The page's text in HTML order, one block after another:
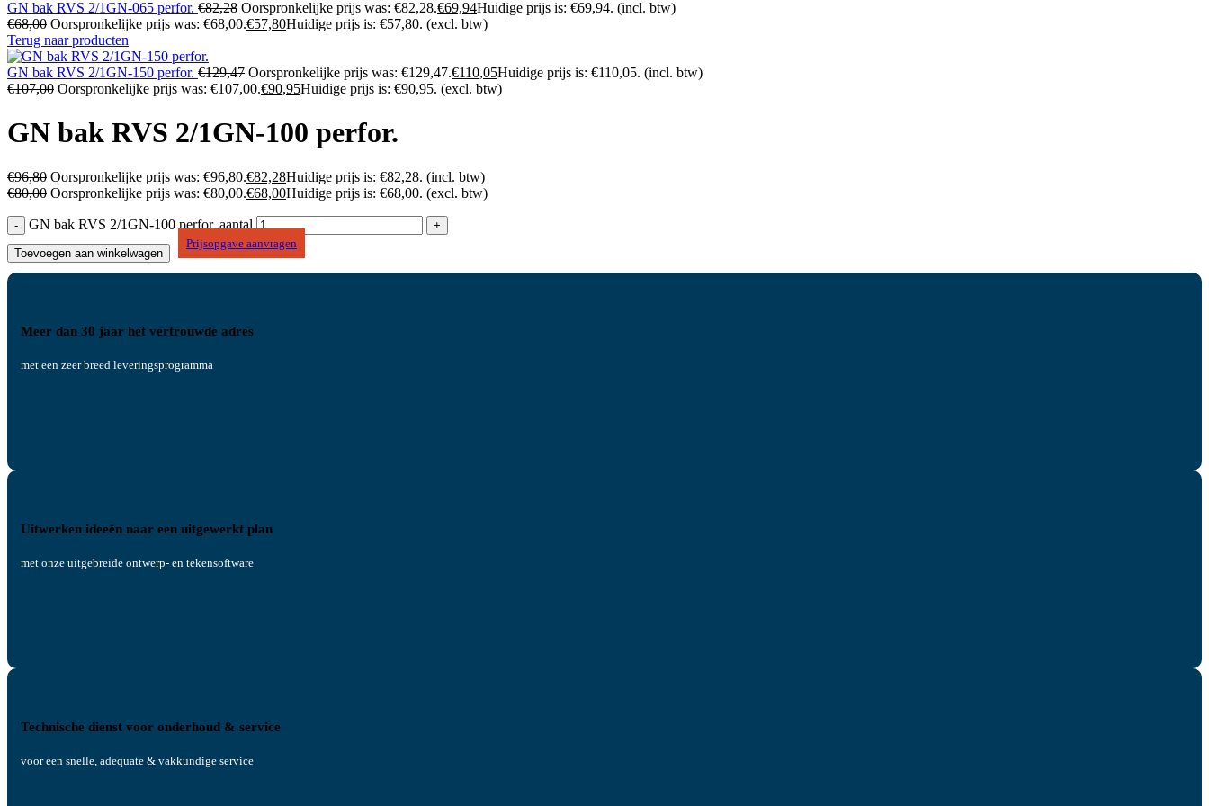
GN bak RVS 2/1GN-065 perfor. €82,28 Oorspronkelijke prijs was: €82,28.€69,94Huidige prijs is: €69,94. (incl. btw)
€68,00 Oorspronkelijke prijs was: €68,00.€57,80Huidige prijs is: €57,80. (excl. btw)
Terug naar producten
GN bak RVS 2/1GN-150 perfor. €129,47 Oorspronkelijke prijs was: €129,47.€110,05Huidige prijs is: €110,05. (incl. btw)
€107,00 Oorspronkelijke prijs was: €107,00.€90,95Huidige prijs is: €90,95. (excl. btw)
GN bak RVS 2/1GN-100 perfor.
€96,80 Oorspronkelijke prijs was: €96,80.€82,28Huidige prijs is: €82,28. (incl. btw)
€80,00 Oorspronkelijke prijs was: €80,00.€68,00Huidige prijs is: €68,00. (excl. btw)
GN bak RVS 2/1GN-100 perfor. aantal
Toevoegen aan winkelwagen
Prijsopgave aanvragen
Meer dan 30 jaar het vertrouwde adres
met een zeer breed leveringsprogramma
Uitwerken ideeën naar een uitgewerkt plan
met onze uitgebreide ontwerp- en tekensoftware
Technische dienst voor onderhoud & service
voor een snelle, adequate & vakkundige service